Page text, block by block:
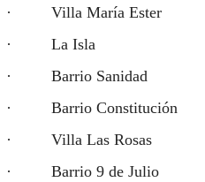
· Villa María Ester
· La Isla
· Barrio Sanidad
· Barrio Constitución
· Villa Las Rosas
· Barrio 9 de Julio